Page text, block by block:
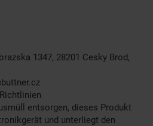
1347, 28201 Cesky Brod,
entsorgen, dieses Produkt
und unterliegt den